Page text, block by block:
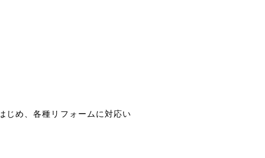
じめ、各種リフォームに対応い